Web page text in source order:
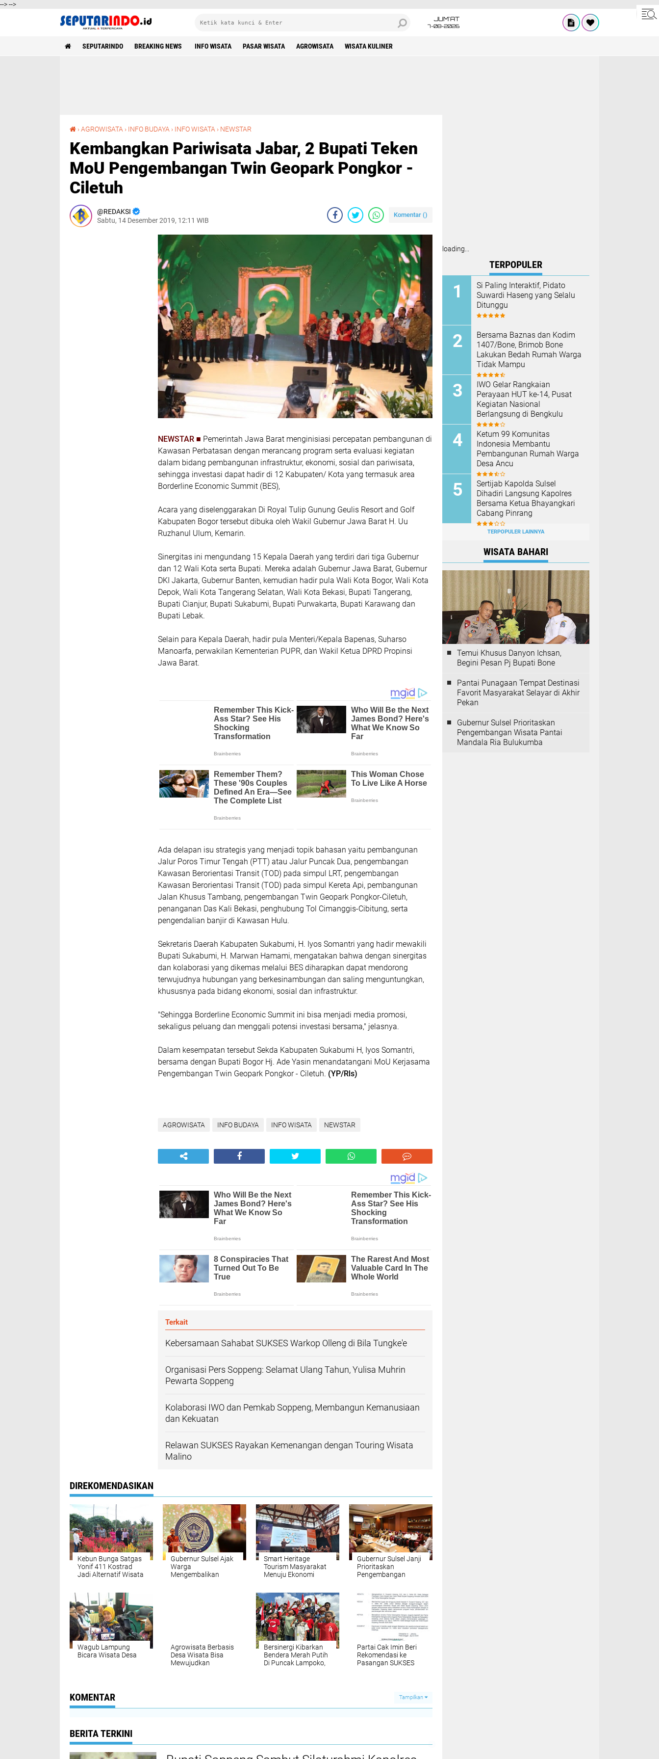
-->-->
JUM'AT
7-08-2026
SEPUTARINDO BREAKING NEWS INFO WISATA PASAR WISATA AGROWISATA WISATA KULINER
›AGROWISATA › INFO BUDAYA › INFO WISATA › NEWSTAR
Kembangkan Pariwisata Jabar, 2 Bupati Teken
MoU Pengembangan Twin Geopark Pongkor -
Ciletuh
REDAKSI
Sabtu, 14 Desember 2019, 12:11 WIB
Komentar ()
NEWSTAR ■ Pemerintah Jawa Barat menginisiasi percepatan pembangunan di
Kawasan Perbatasan dengan merancang program serta evaluasi kegiatan
dalam bidang pembangunan infrastruktur, ekonomi, sosial dan pariwisata,
sehingga investasi dapat hadir di 12 Kabupaten/ Kota yang termasuk area
Borderline Economic Summit (BES),
Acara yang diselenggarakan Di Royal Tulip Gunung Geulis Resort and Golf
Kabupaten Bogor tersebut dibuka oleh Wakil Gubernur Jawa Barat H. Uu
Ruzhanul Ulum, Kemarin.
Sinergitas ini mengundang 15 Kepala Daerah yang terdiri dari tiga Gubernur
dan 12 Wali Kota serta Bupati. Mereka adalah Gubernur Jawa Barat, Gubernur
DKI Jakarta, Gubernur Banten, kemudian hadir pula Wali Kota Bogor, Wali Kota
Depok, Wali Kota Tangerang Selatan, Wali Kota Bekasi, Bupati Tangerang,
Bupati Cianjur, Bupati Sukabumi, Bupati Purwakarta, Bupati Karawang dan
Bupati Lebak.
Selain para Kepala Daerah, hadir pula Menteri/Kepala Bapenas, Suharso
Manoarfa, perwakilan Kementerian PUPR, dan Wakil Ketua DPRD Propinsi
Jawa Barat.
Ada delapan isu strategis yang menjadi topik bahasan yaitu pembangunan
Jalur Poros Timur Tengah (PTT) atau Jalur Puncak Dua, pengembangan
Kawasan Berorientasi Transit (TOD) pada simpul LRT, pengembangan
Kawasan Berorientasi Transit (TOD) pada simpul Kereta Api, pembangunan
Jalan Khusus Tambang, pengembangan Twin Geopark Pongkor-Ciletuh,
penanganan Das Kali Bekasi, penghubung Tol Cimanggis-Cibitung, serta
pengendalian banjir di Kawasan Hulu.
Sekretaris Daerah Kabupaten Sukabumi, H. Iyos Somantri yang hadir mewakili
Bupati Sukabumi, H. Marwan Hamami, mengatakan bahwa dengan sinergitas
dan kolaborasi yang dikemas melalui BES diharapkan dapat mendorong
terwujudnya hubungan yang berkesinambungan dan saling menguntungkan,
khususnya pada bidang ekonomi, sosial dan infrastruktur.
"Sehingga Borderline Economic Summit ini bisa menjadi media promosi,
sekaligus peluang dan menggali potensi investasi bersama," jelasnya.
Dalam kesempatan tersebut Sekda Kabupaten Sukabumi H, Iyos Somantri,
bersama dengan Bupati Bogor Hj. Ade Yasin menandatangani MoU Kerjasama
Pengembangan Twin Geopark Pongkor - Ciletuh. (YP/Rls)
AGROWISATA INFO BUDAYA INFO WISATA NEWSTAR
Terkait
Kebersamaan Sahabat SUKSES Warkop Olleng di Bila Tungke'e
Organisasi Pers Soppeng: Selamat Ulang Tahun, Yulisa Muhrin
Pewarta Soppeng
Kolaborasi IWO dan Pemkab Soppeng, Membangun Kemanusiaan
dan Kekuatan
Relawan SUKSES Rayakan Kemenangan dengan Touring Wisata
Malino
DIREKOMENDASIKAN
Kebun Bunga Satgas
Yonif 411 Kostrad
Jadi Alternatif Wisata
Gubernur Sulsel Ajak
Warga
Mengembalikan
Smart Heritage
Tourism Masyarakat
Menuju Ekonomi
Gubernur Sulsel Janji
Prioritaskan
Pengembangan
Wagub Lampung
Bicara Wisata Desa
Agrowisata Berbasis
Desa Wisata Bisa
Mewujudkan
Bersinergi Kibarkan
Bendera Merah Putih
Di Puncak Lampoko,
Partai Cak Imin Beri
Rekomendasi ke
Pasangan SUKSES
KOMENTAR Tampilkan
BERITA TERKINI
loading...
TERPOPULER
Si Paling Interaktif, Pidato
Suwardi Haseng yang Selalu
Ditunggu
Bersama Baznas dan Kodim
1407/Bone, Brimob Bone
Lakukan Bedah Rumah Warga
Tidak Mampu
IWO Gelar Rangkaian
Perayaan HUT ke-14, Pusat
Kegiatan Nasional
Berlangsung di Bengkulu
Ketum 99 Komunitas
Indonesia Membantu
Pembangunan Rumah Warga
Desa Ancu
Sertijab Kapolda Sulsel
Dihadiri Langsung Kapolres
Bersama Ketua Bhayangkari
Cabang Pinrang
TERPOPULER LAINNYA
WISATA BAHARI
Temui Khusus Danyon Ichsan,
Begini Pesan Pj Bupati Bone
Pantai Punagaan Tempat Destinasi
Favorit Masyarakat Selayar di Akhir
Pekan
Gubernur Sulsel Prioritaskan
Pengembangan Wisata Pantai
Mandala Ria Bulukumba